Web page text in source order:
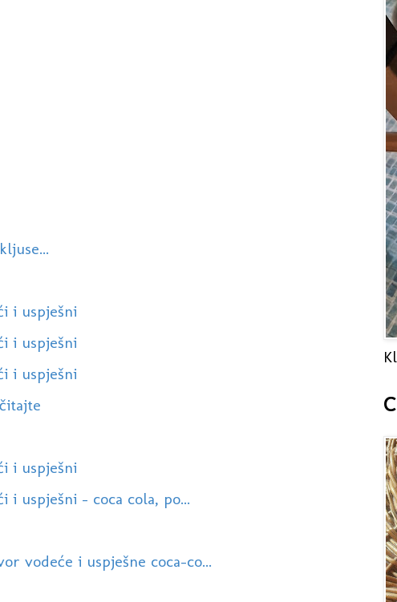
i uspješni
i uspješni
i uspješni
i uspješni
i uspješni - coca cola, po...
vodeće i uspješne coca-co...